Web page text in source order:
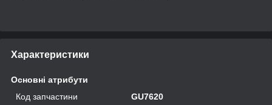
Характеристики
Основні атрибути
Код запчастини
GU7620